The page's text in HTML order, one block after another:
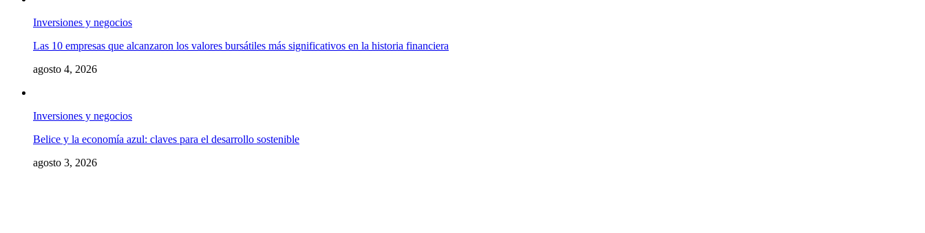
Inversiones y negocios
Las 10 empresas que alcanzaron los valores bursátiles más significativos en la historia financiera
agosto 4, 2026
Inversiones y negocios
Belice y la economía azul: claves para el desarrollo sostenible
agosto 3, 2026